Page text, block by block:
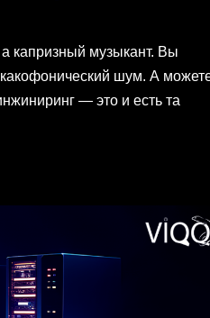
капризный музыкант. Вы
шум. А
— это и есть та